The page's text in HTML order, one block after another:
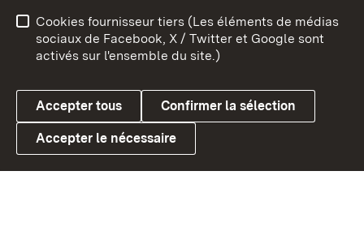
Link zum Landesportal
Conseils d'utilisation
Confidentialité
Cookies
Cookies fournisseur tiers (Les éléments de médias
sociaux de Facebook, X / Twitter et Google sont
activés sur l'ensemble du site.)
Accepter tous Confirmer la sélection
Accepter le nécessaire